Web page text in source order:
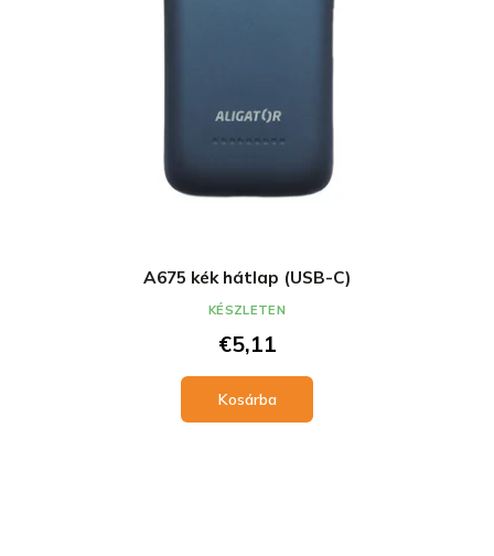
A675 kék hátlap (USB-C)
€5,11
Kosárba
KÉSZLETEN